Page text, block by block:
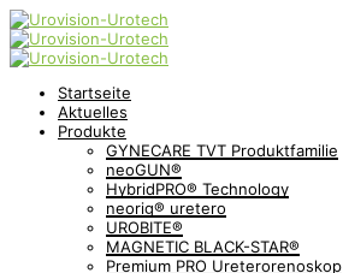
Startseite
Aktuelles
Produkte
GYNECARE TVT Produktfamilie
neoGUN®
HybridPRO® Technology
neorig® uretero
UROBITE®
MAGNETIC BLACK-STAR®
Premium PRO Ureterorenoskop